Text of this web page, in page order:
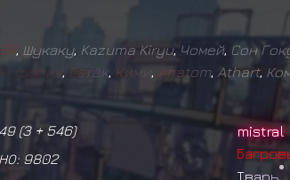
ER, Шукаку, Kazuma Kiryu, Чомей, Сон
трапик, Батёк, Кими Anatom Athart,
(3+ 546)
9802
mistral
Багров
Тварь